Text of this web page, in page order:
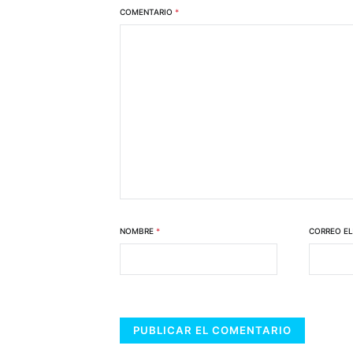
COMENTARIO *
NOMBRE * CORREO